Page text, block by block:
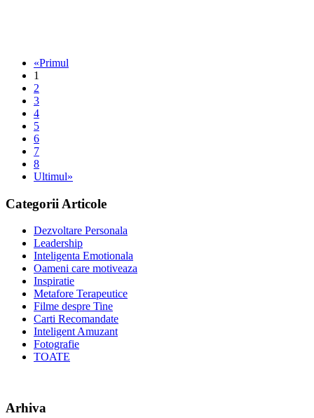
«Primul
1
2
3
4
5
6
7
8
Ultimul»
Categorii Articole
Dezvoltare Personala
Leadership
Inteligenta Emotionala
Oameni care motiveaza
Inspiratie
Metafore Terapeutice
Filme despre Tine
Carti Recomandate
Inteligent Amuzant
Fotografie
TOATE
Arhiva